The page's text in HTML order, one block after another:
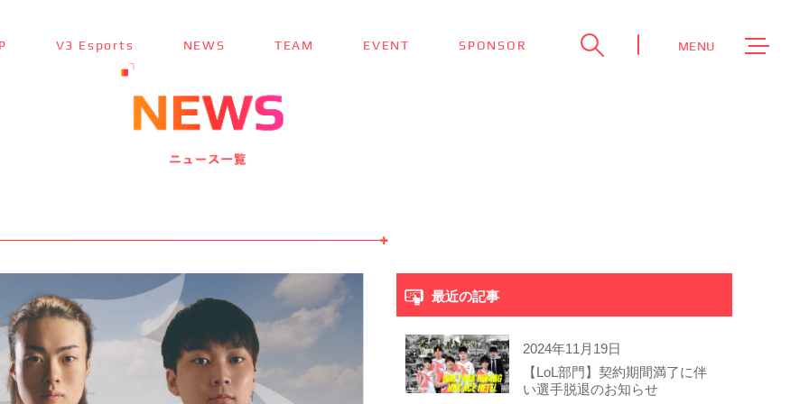
V3 Esports NEWS TEAM EVENT SPONSOR
NEWS
TEAM チーム紹介 ＞
EVENT 参加大会情報 ＞
SPONSOR スポンサー ＞
MENU
最近の記事
2024年11月19日
【LoL部門】契約期間満了に伴
い選手脱退のお知らせ